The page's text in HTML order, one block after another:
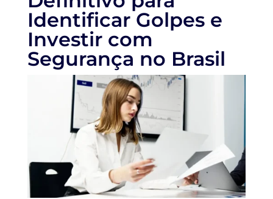
Identificar Golpes e
Investir com
Segurança no Brasil